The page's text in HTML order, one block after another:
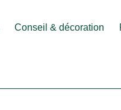
Conseil & décoration